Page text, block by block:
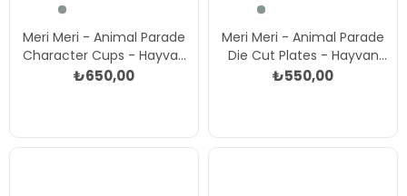
Meri Meri - Animal Parade
Character Cups - Hayvan
Geçit Töreni Bardaklar -
₺650,00
Meri Meri - Animal Parade
Die Cut Plates - Hayvan
geçit Töreni Tabaklar (8'li)
₺550,00